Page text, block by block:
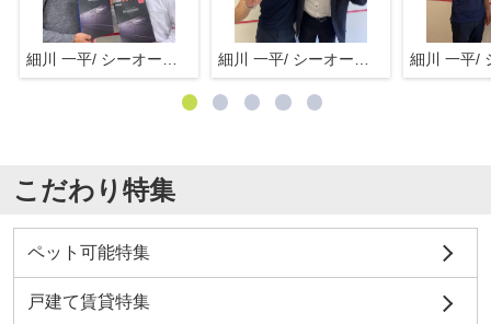
こだわり特集
ペット可能特集
戸建て賃貸特集